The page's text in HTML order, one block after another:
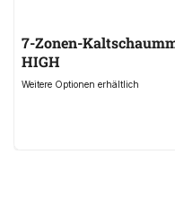
7-Zonen-
HIGH
Weitere Optionen erhältlich